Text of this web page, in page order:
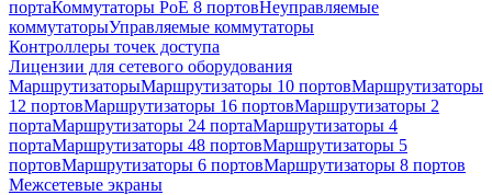
портаКоммутаторы PoE 8 портовНеуправляемые
коммутаторыУправляемые коммутаторы
Контроллеры точек доступа
Лицензии для сетевого оборудования
МаршрутизаторыМаршрутизаторы 10 портовМаршрутизаторы
12 портовМаршрутизаторы 16 портовМаршрутизаторы 2
портаМаршрутизаторы 24 портаМаршрутизаторы 4
портаМаршрутизаторы 48 портовМаршрутизаторы 5
портовМаршрутизаторы 6 портовМаршрутизаторы 8 портов
Межсетевые экраны